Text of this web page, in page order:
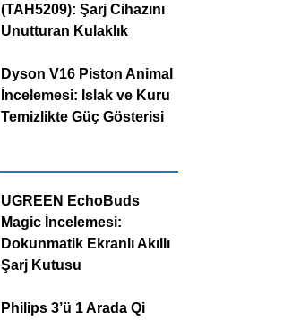
(TAH5209): Şarj Cihazını
Unutturan Kulaklık
Dyson V16 Piston Animal
İncelemesi: Islak ve Kuru
Temizlikte Güç Gösterisi
UGREEN EchoBuds
Magic İncelemesi:
Dokunmatik Ekranlı Akıllı
Şarj Kutusu
Philips 3’ü 1 Arada Qi